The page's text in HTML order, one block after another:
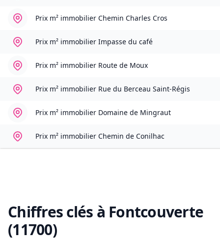
Prix m² immobilier Chemin Charles Cros
Prix m² immobilier Impasse du café
Prix m² immobilier Route de Moux
Prix m² immobilier Rue du Berceau Saint-Régis
Prix m² immobilier Domaine de Mingraut
Prix m² immobilier Chemin de Conilhac
Chiffres clés à Fontcouverte
(11700)